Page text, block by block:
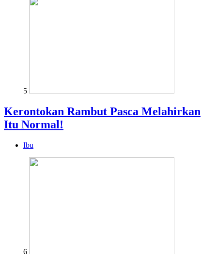
5
Kerontokan Rambut Pasca Melahirkan
Itu Normal!
Ibu
6